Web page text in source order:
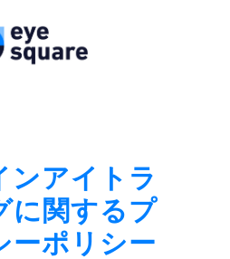
ンアイトラ
に関するプ
ーポリシー